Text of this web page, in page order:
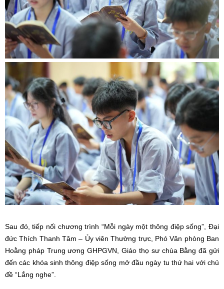
Sau đó, tiếp nối chương trình “Mỗi ngày một thông điệp sống”, Đại
đức Thích Thanh Tâm – Ủy viên Thường trực, Phó Văn phòng Ban
Hoằng pháp Trung ương GHPGVN, Giáo thọ sư chùa Bằng đã gửi
đến các khóa sinh thông điệp sống mở đầu ngày tu thứ hai với chủ
đề “Lắng nghe”.